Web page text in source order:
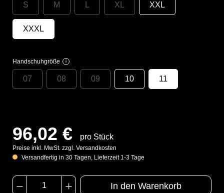
S M L XL XXL
XXXL
Handschuhgröße i
07 08 09 10 11
96,02 € pro Stück
Preise inkl. MwSt. zzgl. Versandkosten
Versandfertig in 30 Tagen, Lieferzeit 1-3 Tage
In den Warenkorb